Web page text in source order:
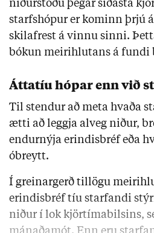
niðurstöðu þegar síðasta
starfshópur er kominn þrjú
skilafrest á vinnu sinni.
bókun meirihlutans á fundi
Áttatíu hópar enn við
Til stendur að meta hvaða
ætti að leggja alveg niður,
endurnýja erindisbréf eða
óbreytt.
Í greinargerð tillögu
erindisbréf tíu starfandi
niður í lok kjörtímabilsins,